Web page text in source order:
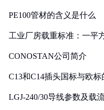
PE100管材的含义是什么
工业厂房载重标准：一平
CONOSTAN公司简介
C13和C14插头国标与欧
LGJ-240/30导线参数及载